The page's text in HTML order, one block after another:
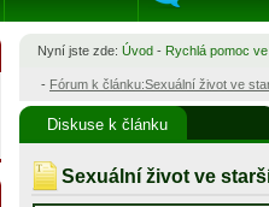
Nyní jste zde: Úvod - Rychlá pomoc
- Fórum k článku:Sexuální život ve
Diskuse k článku
Sexuální život ve